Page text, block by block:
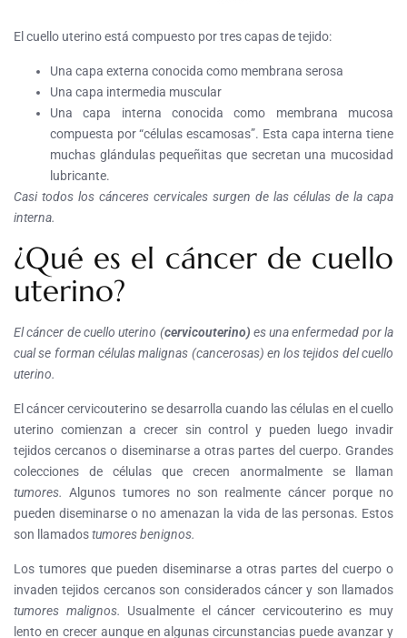
El cuello uterino está compuesto por tres capas de tejido:
Una capa externa conocida como membrana serosa
Una capa intermedia muscular
Una capa interna conocida como membrana mucosa
compuesta por “células escamosas”. Esta capa interna tiene
muchas glándulas pequeñitas que secretan una mucosidad
lubricante.
Casi todos los cánceres cervicales surgen de las células de la capa
interna.
¿Qué es el cáncer de cuello
uterino?
El cáncer de cuello uterino (cervicouterino) es una enfermedad por la
cual se forman células malignas (cancerosas) en los tejidos del cuello
uterino.
El cáncer cervicouterino se desarrolla cuando las células en el cuello
uterino comienzan a crecer sin control y pueden luego invadir
tejidos cercanos o diseminarse a otras partes del cuerpo. Grandes
colecciones de células que crecen anormalmente se llaman
tumores. Algunos tumores no son realmente cáncer porque no
pueden diseminarse o no amenazan la vida de las personas. Estos
son llamadostumores benignos.
Los tumores que pueden diseminarse a otras partes del cuerpo o
invaden tejidos cercanos son considerados cáncer y son llamados
tumores malignos. Usualmente el cáncer cervicouterino es muy
lento en crecer aunque en algunas circunstancias puede avanzar y